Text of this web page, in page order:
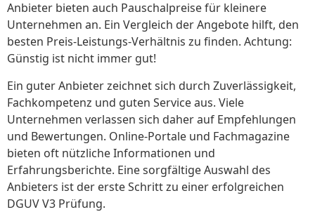
Anbieter bieten auch Pauschalpreise für kleinere
Unternehmen an. Ein Vergleich der Angebote hilft, den
besten Preis-Leistungs-Verhältnis zu finden. Achtung:
Günstig ist nicht immer gut!
Ein guter Anbieter zeichnet sich durch Zuverlässigkeit,
Fachkompetenz und guten Service aus. Viele
Unternehmen verlassen sich daher auf Empfehlungen
und Bewertungen. Online-Portale und Fachmagazine
bieten oft nützliche Informationen und
Erfahrungsberichte. Eine sorgfältige Auswahl des
Anbieters ist der erste Schritt zu einer erfolgreichen
DGUV V3 Prüfung.